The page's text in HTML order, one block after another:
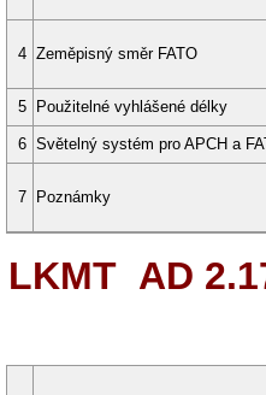
4 Zeměpisný směr FATO
5 Použitelné vyhlášené délky
6 Světelný systém pro APCH a
7 Poznámky
LKMT AD